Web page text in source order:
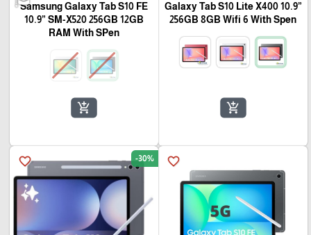
Galaxy Tab S10 Lite X400 10.9”
256GB 8GB Wifi 6 With Spen
add_shopping_cart
Samsung Galaxy Tab S10 FE
10.9” SM-X520 256GB 12GB
RAM With SPen
add_shopping_cart
favorite_border
favorite_border -30%